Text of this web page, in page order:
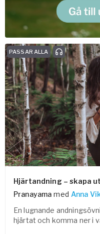
PASSAR ALLA
Hjärtandning – skapa
Pranayama med Anna
En lugnande
hjärtat och komma ner i